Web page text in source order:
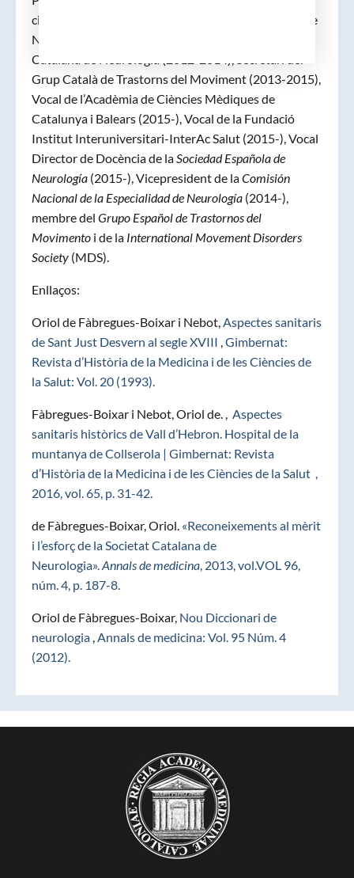
científiques: Vicepresident de la Societat Catalana de
Neurologia (2010-2012), President de la Societat
Catalana de Neurologia (2012-2014), Secretari del
Grup Català de Trastorns del Moviment (2013-2015),
Vocal de l’Acadèmia de Ciències Mèdiques de
Catalunya i Balears (2015-), Vocal de la Fundació
Institut Interuniversitari-InterAc Salut (2015-), Vocal
Director de Docència de laSociedad Española de
Neurología (2015-), Vicepresident de laComisión
Nacional de la Especialidad de Neurología (2014-),
membre del Grupo Español de Trastornos del
Movimento i de la International Movement Disorders
Society (MDS).
Enllaços:
Oriol de Fàbregues-Boixar i Nebot,Aspectes sanitaris
de Sant Just Desvern al segle XVIII ,Gimbernat:
Revista d’Història de la Medicina i de les Ciències de
la Salut: Vol. 20 (1993).
Fàbregues-Boixar i Nebot, Oriol de. , Aspectes
sanitaris històrics de Vall d’Hebron. Hospital de la
muntanya de Collserola | Gimbernat: Revista
d’Història de la Medicina i de les Ciències de la Salut ,
2016, vol. 65, p. 31-42.
de Fàbregues-Boixar, Oriol. «Reconeixements al mèrit
i l’esforç de la Societat Catalana de
Neurologia».Annals de medicina, 2013, vol.VOL 96,
núm. 4, p. 187-8.
Oriol de Fàbregues-Boixar, Nou Diccionari de
neurologia ,Annals de medicina: Vol. 95 Núm. 4
(2012).